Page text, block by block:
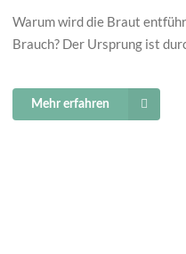
Warum wird die Braut
Brauch? Der Ursprung ist
Mehr erfahren